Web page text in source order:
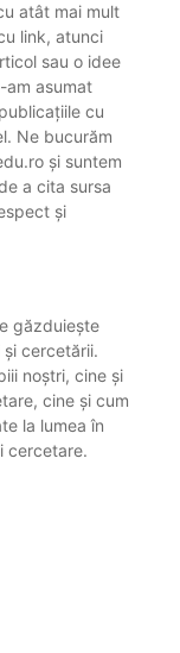
atât mai mult
link, atunci
sau o idee
am asumat
cu
Ne bucurăm
și suntem
a cita sursa
și
găzduiește
cercetării.
noștri, cine și
cine și cum
la lumea în
cercetare.